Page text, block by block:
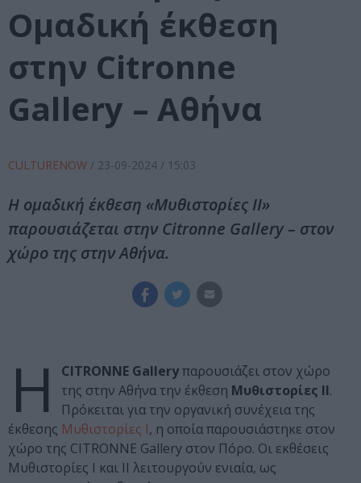
Ομαδική έκθεση
στην Citronne
Gallery – Αθήνα
CULTURENOW / 23-09-2024 / 15:03
Η ομαδική έκθεση «Μυθιστορίες ΙΙ»
παρουσιάζεται στην Citronne Gallery – στον
χώρο της στην Αθήνα.
Η CITROΝΝΕ Galleryπαρουσιάζει στον χώρο
της στην Αθήνα την έκθεση Μυθιστορίες ΙΙ.
Πρόκειται για την οργανική συνέχεια της
έκθεσης Μυθιστορίες Ι, η οποία παρουσιάστηκε στον
χώρο της CITRONNE Gallery στον Πόρο. Οι εκθέσεις
Μυθιστορίες Ι και ΙΙ λειτουργούν ενιαία, ως